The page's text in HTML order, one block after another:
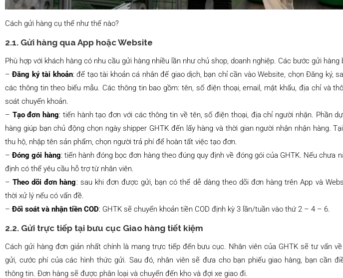
Cách gửi hàng cụ thể như thế nào?
2.1. Gửi hàng qua App hoặc Website
Phù hợp với khách hàng có nhu cầu gửi hàng nhiều lần như chủ shop, doanh nghiệp. Các bước gửi hàng
–Đăng ký tài khoản: để tạo tài khoản cá nhân để giao dịch, bạn chỉ cần vào Website, chọn Đăng ký,
các thông tin theo biểu mẫu. Các thông tin bao gồm: tên, số điện thoại, email, mật khẩu, địa chỉ và
soát chuyển khoản.
– Tạo đơn hàng: tiến hành tạo đơn với các thông tin về tên, số điện thoại, địa chỉ người nhận. Phần
hàng giúp bạn chủ động chọn ngày shipper GHTK đến lấy hàng và thời gian người nhận nhận hàng.
thu hộ, nhập tên sản phẩm, chọn người trả phí để hoàn tất việc tạo đơn.
–Đóng gói hàng: tiến hành đóng bọc đơn hàng theo đúng quy định về đóng gói của GHTK. Nếu chưa
định có thể yêu cầu hỗ trợ từ nhân viên.
–Theo dõi đơn hàng: sau khi đơn được gửi, bạn có thể dễ dàng theo dõi đơn hàng trên App và
thời xử lý nếu có vấn đề.
– Đối soát và nhận tiền COD: GHTK sẽ chuyển khoản tiền COD định kỳ 3 lần/tuần vào thứ 2 – 4 – 6.
2.2. Gửi trực tiếp tại bưu cục Giao hàng tiết kiệm
Cách gửi hàng đơn giản nhất chính là mang trực tiếp đến bưu cục. Nhân viên của GHTK sẽ tư vấn
gửi, cước phí của các hình thức gửi. Sau đó, nhân viên sẽ đưa cho bạn phiếu giao hàng, bạn cần
thông tin. Đơn hàng sẽ được phân loại và chuyển đến kho và đợi xe giao đi.